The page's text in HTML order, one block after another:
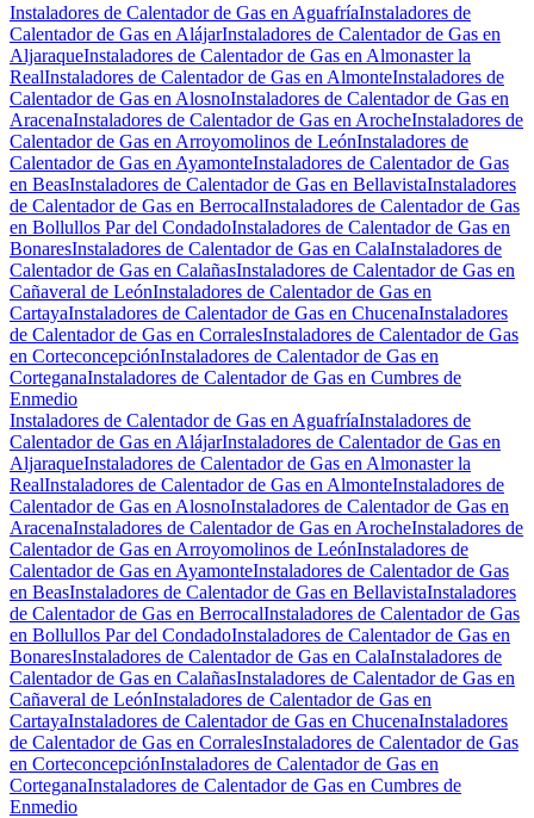
Instaladores de Calentador de Gas en AguafríaInstaladores de
Calentador de Gas en AlájarInstaladores de Calentador de Gas en
AljaraqueInstaladores de Calentador de Gas en Almonaster la
RealInstaladores de Calentador de Gas en AlmonteInstaladores de
Calentador de Gas en AlosnoInstaladores de Calentador de Gas en
AracenaInstaladores de Calentador de Gas en ArocheInstaladores de
Calentador de Gas en Arroyomolinos de LeónInstaladores de
Calentador de Gas en AyamonteInstaladores de Calentador de Gas
en BeasInstaladores de Calentador de Gas en BellavistaInstaladores
de Calentador de Gas en BerrocalInstaladores de Calentador de Gas
en Bollullos Par del CondadoInstaladores de Calentador de Gas en
BonaresInstaladores de Calentador de Gas en CalaInstaladores de
Calentador de Gas en CalañasInstaladores de Calentador de Gas en
Cañaveral de LeónInstaladores de Calentador de Gas en
CartayaInstaladores de Calentador de Gas en ChucenaInstaladores
de Calentador de Gas en CorralesInstaladores de Calentador de Gas
en CorteconcepciónInstaladores de Calentador de Gas en
CorteganaInstaladores de Calentador de Gas en Cumbres de
Enmedio
Instaladores de Calentador de Gas en AguafríaInstaladores de
Calentador de Gas en AlájarInstaladores de Calentador de Gas en
AljaraqueInstaladores de Calentador de Gas en Almonaster la
RealInstaladores de Calentador de Gas en AlmonteInstaladores de
Calentador de Gas en AlosnoInstaladores de Calentador de Gas en
AracenaInstaladores de Calentador de Gas en ArocheInstaladores de
Calentador de Gas en Arroyomolinos de LeónInstaladores de
Calentador de Gas en AyamonteInstaladores de Calentador de Gas
en BeasInstaladores de Calentador de Gas en BellavistaInstaladores
de Calentador de Gas en BerrocalInstaladores de Calentador de Gas
en Bollullos Par del CondadoInstaladores de Calentador de Gas en
BonaresInstaladores de Calentador de Gas en CalaInstaladores de
Calentador de Gas en CalañasInstaladores de Calentador de Gas en
Cañaveral de LeónInstaladores de Calentador de Gas en
CartayaInstaladores de Calentador de Gas en ChucenaInstaladores
de Calentador de Gas en CorralesInstaladores de Calentador de Gas
en CorteconcepciónInstaladores de Calentador de Gas en
CorteganaInstaladores de Calentador de Gas en Cumbres de
Enmedio